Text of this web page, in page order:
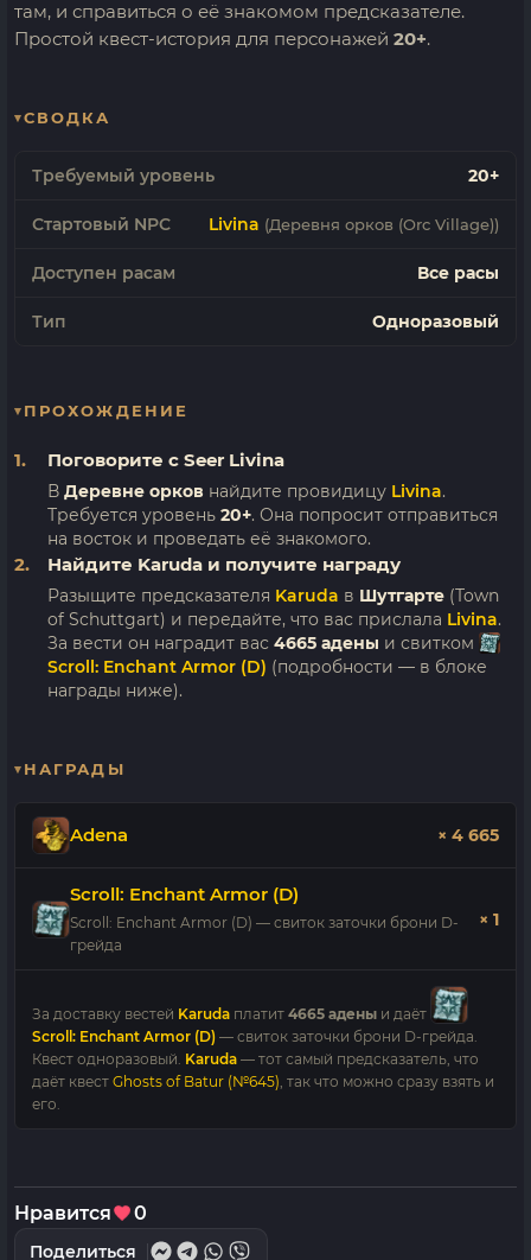
там, и справиться о её знакомом предсказателе.
Простой квест-история для персонажей 20+.
СВОДКА
Требуемый уровень 20+
Стартовый NPC Livina (Деревня орков (Orc Village))
Доступен расам Все расы
Тип Одноразовый
ПРОХОЖДЕНИЕ
Поговорите с Seer Livina
В Деревне орков найдите провидицу Livina.
Требуется уровень 20+. Она попросит отправиться
на восток и проведать её знакомого.
Найдите Karuda и получите награду
Разыщите предсказателя Karuda в Шутгарте (Town
of Schuttgart) и передайте, что вас прислала Livina.
За вести он наградит вас 4665 адены и свитком
Scroll: Enchant Armor (D) (подробности — в блоке
награды ниже).
НАГРАДЫ
Adena × 4 665
Scroll: Enchant Armor (D)
Scroll: Enchant Armor (D) — свиток заточки брони D-
грейда
× 1
За доставку вестей Karuda платит 4665 адены и даёт
Scroll: Enchant Armor (D) — свиток заточки брони D-грейда.
Квест одноразовый. Karuda — тот самый предсказатель, что
даёт квест Ghosts of Batur (№645), так что можно сразу взять и
его.
Нравится 0
Поделиться